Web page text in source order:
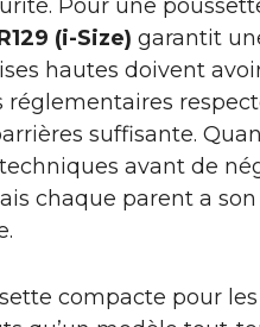
Pour une
(i-Size) garantit
hautes doivent
suffisante.
avant de
chaque parent a son
compacte pour